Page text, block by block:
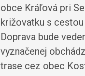
obce Kráľová pri
križovatku s
Doprava bude
vyznačenej
trase cez obec